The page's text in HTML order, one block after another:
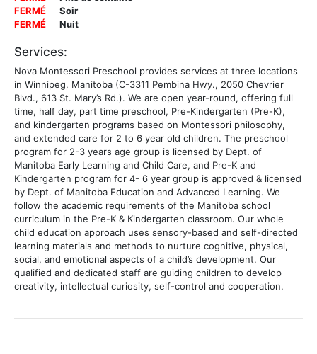
FERMÉ
Soir
FERMÉ
Nuit
Services:
Nova Montessori Preschool provides services at three locations
in Winnipeg, Manitoba (C-3311 Pembina Hwy., 2050 Chevrier
Blvd., 613 St. Mary’s Rd.). We are open year-round, offering full
time, half day, part time preschool, Pre-Kindergarten (Pre-K),
and kindergarten programs based on Montessori philosophy,
and extended care for 2 to 6 year old children. The preschool
program for 2-3 years age group is licensed by Dept. of
Manitoba Early Learning and Child Care, and Pre-K and
Kindergarten program for 4- 6 year group is approved & licensed
by Dept. of Manitoba Education and Advanced Learning. We
follow the academic requirements of the Manitoba school
curriculum in the Pre-K & Kindergarten classroom. Our whole
child education approach uses sensory-based and self-directed
learning materials and methods to nurture cognitive, physical,
social, and emotional aspects of a child’s development. Our
qualified and dedicated staff are guiding children to develop
creativity, intellectual curiosity, self-control and cooperation.